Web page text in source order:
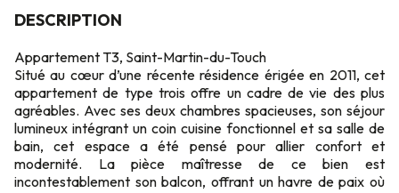
DESCRIPTION
Appartement T3, Saint-Martin-du-Touch
Situé au cœur d’une récente résidence érigée en 2011, cet
appartement de type trois offre un cadre de vie des plus
agréables. Avec ses deux chambres spacieuses, son séjour
lumineux intégrant un coin cuisine fonctionnel et sa salle de
bain, cet espace a été pensé pour allier confort et
modernité. La pièce maîtresse de ce bien est
incontestablement son balcon, offrant un havre de paix où